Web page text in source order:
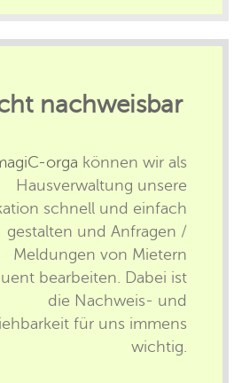
nachweisbar
orga können wir als
Hausverwaltung unsere
schnell und einfach
gestalten und Anfragen /
Meldungen von Mietern
bearbeiten. Dabei ist
die Nachweis- und
für uns immens
wichtig.